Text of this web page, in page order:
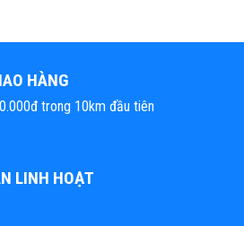
HÀNG
trong 10km đầu tiên
LINH HOẠT